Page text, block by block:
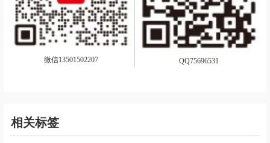
微信13501502207 QQ75696531
相关标签